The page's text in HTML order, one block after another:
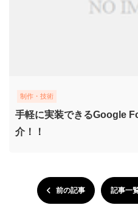
制作・技術
手軽に実装できるGoogle
介！！
前の記事 記事一